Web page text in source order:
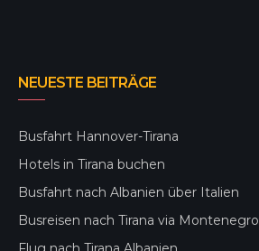
NEUESTE BEITRÄGE
Busfahrt Hannover-Tirana
Hotels in Tirana buchen
Busfahrt nach Albanien über Italien
Busreisen nach Tirana via Montenegro